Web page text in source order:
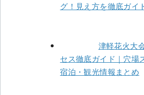
グ！見え方を徹底ガイ
津軽花火大
セス徹底ガイド｜穴場
宿泊・観光情報まとめ